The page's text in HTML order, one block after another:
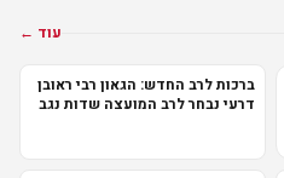
עוד ←
ברכות לרב החדש: הגאון רבי ראובן
דרעי נבחר לרב המועצה שדות נגב